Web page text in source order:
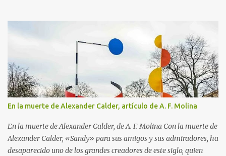
atractivo acontecimiento parecía enmarcado en una avenida del
parque entre siluetas de árboles espléndidos. Al verlos sentí esa
sensación de lo ya conocido, aunque no había estado antes en ese
lugar. Pero me equivocaba, porque esas siluetas si me parecía
haberlas vivido antes era porque conocía la reproducción de un
magnífico cuadro de Ramón Acín, donde están presente el espíritu
de estos árboles o el de algunos hermanos suyos crecidos en el
mismo lugar. El de Huesca es un parque ideal, a la medida de la
capital del altoaragón, saludable pulmón dentro del recinto...
En la muerte de Alexander Calder, artículo de A. F. Molina
En la muerte de Alexander Calder, de A. F. Molina Con la muerte de
Alexander Calder, «Sandy» para sus amigos y sus admiradores, ha
desaparecido uno de los grandes creadores de este siglo, quien